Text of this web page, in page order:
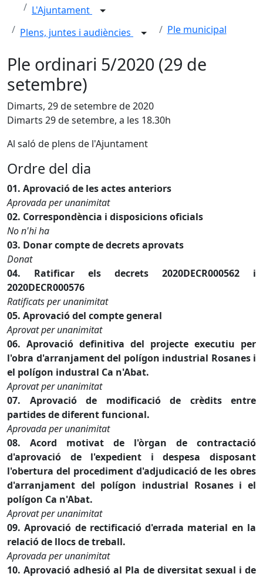
L'Ajuntament
Plens, juntes i audiències
Ple municipal
Ple ordinari 5/2020 (29 de
setembre)
Dimarts, 29 de setembre de 2020
Dimarts 29 de setembre, a les 18.30h
Al saló de plens de l'Ajuntament
Ordre del dia
01. Aprovació de les actes anteriors
Aprovada per unanimitat
02. Correspondència i disposicions oficials
No n'hi ha
03. Donar compte de decrets aprovats
Donat
04. Ratificar els decrets 2020DECR000562 i
2020DECR000576
Ratificats per unanimitat
05. Aprovació del compte general
Aprovat per unanimitat
06. Aprovació definitiva del projecte executiu per
l'obra d'arranjament del polígon industrial Rosanes i
el polígon industral Ca n'Abat.
Aprovat per unanimitat
07. Aprovació de modificació de crèdits entre
partides de diferent funcional.
Aprovada per unanimitat
08. Acord motivat de l'òrgan de contractació
d'aprovació de l'expedient i despesa disposant
l'obertura del procediment d'adjudicació de les obres
d'arranjament del polígon industrial Rosanes i el
polígon Ca n'Abat.
Aprovat per unanimitat
09. Aprovació de rectificació d'errada material en la
relació de llocs de treball.
Aprovada per unanimitat
10. Aprovació adhesió al Pla de diversitat sexual i de